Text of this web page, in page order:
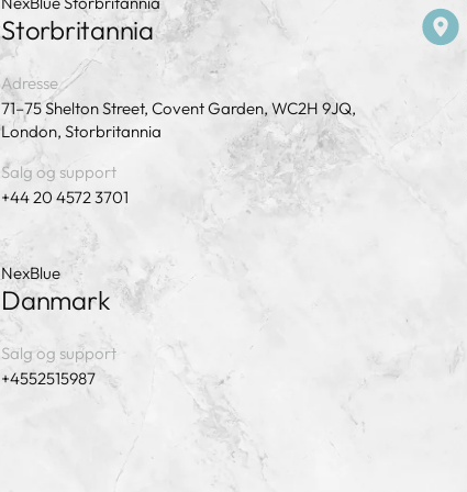
Storbritannia
Adresse
71–75 Shelton Street, Covent Garden, WC2H 9JQ,
London, Storbritannia
Salg og support
+44 20 4572 3701
NexBlue
Danmark
Salg og support
+4552515987